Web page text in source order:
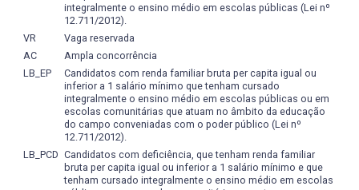
• conhecer a estrutura anatomo-cinesiológica do ser
humano e o processo patológico geral e dos sistemas;
• conhecer a estrutura psíquica do ser humano, enfocada
pelos diferentes modelos teóricos da personalidade;
• conhecer o desenvolvimento do ser humano em suas
diferentes fases enfocado por várias teorias;
• conhecer as forças sociais do ambiente, dos
movimentos da sociedade e seu impacto sobre os
• relacionar a problemática específica da população com a
qual trabalhará, com os seus processos sociais, culturais e
competente. Requer a adequação e o enriquecimento da
intervenção profissional, para possibilitar que a
Fisioterapia, tematizada nas suas manifestações
clássicas e emergentes, possa ser compreendida e
analisada a partir da articulação das suas dimensões
política, pedagógica, sociocultural e biodinâmica.
A formação do Fisioterapeuta tem por objetivo dotar o
profissional dos conhecimentos requeridos para o
exercício das seguintes competências e habilidades
específicas:
- respeitar os princípios éticos inerentes ao exercício
integralmente o ensino médio em escolas públicas (Lei nº
12.711/2012).
VR
Vaga reservada
AC
Ampla concorrência
LB_EP
Candidatos com renda familiar bruta per capita igual ou
inferior a 1 salário mínimo que tenham cursado
integralmente o ensino médio em escolas públicas ou em
escolas comunitárias que atuam no âmbito da educação
do campo conveniadas com o poder público (Lei nº
12.711/2012).
LB_PCD Candidatos com deficiência, que tenham renda familiar
bruta per capita igual ou inferior a 1 salário mínimo e que
tenham cursado integralmente o ensino médio em escolas